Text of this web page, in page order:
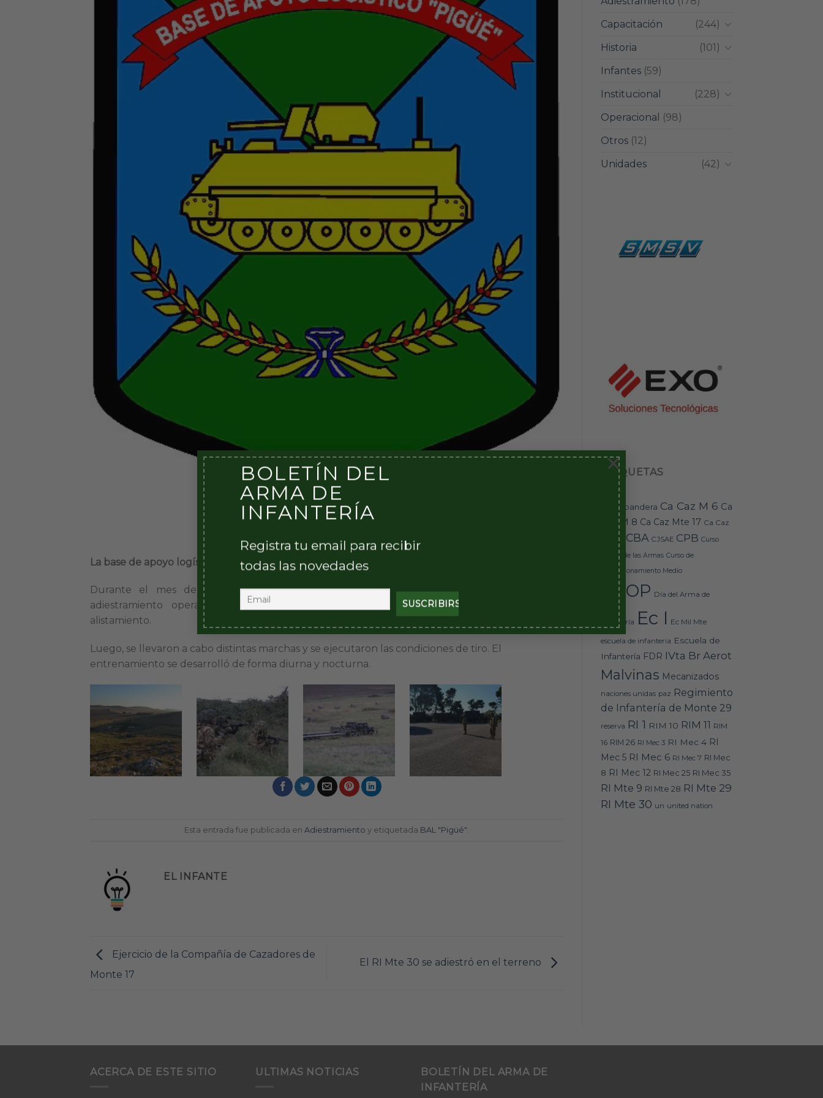
BOLETÍN DEL
ARMA DE
INFANTERÍA
Registra tu email para recibir
todas las novedades
×
La base de apoyo logístico realizó ejercicios operacionales en el terreno.
Durante el mes de mayo, la Base de Apoyo Logístico ejecutó diversas actividades de
adiestramiento operacional que comenzaron con la práctica de diferentes niveles de
alistamiento.
Luego, se llevaron a cabo distintas marchas y se ejecutaron las condiciones de tiro. El
entrenamiento se desarrolló de forma diurna y nocturna.
Esta entrada fue publicada enAdiestramiento y etiquetada BAL "Pigüé"
EL INFANTE
Ejercicio de la Compañía de Cazadores de
Monte 17
El RI Mte 30 se adiestró en el terreno
Capacitación
(244)
Historia
(101)
Infantes(59)
Institucional
(228)
Operacional
(98)
Otros(12)
Unidades
(42)
ETIQUETAS
BAI-11 bandera Ca Caz M 6 Ca
Caz M 8 Ca Caz Mte 17 Ca Caz
Mte 18
CBA CJSAE CPB Curso
Básico de las Armas Curso de
Perfeccionamiento Medio
DEOP Día del Arma de
Infantería Ec I Ec Mil Mte
escuela de infanteria Escuela de
Infantería FDR IVta Br Aerot
Malvinas Mecanizados
naciones unidas paz Regimiento
de Infantería de Monte 29
reserva RI 1 RIM 10 RIM 11 RIM
16 RIM 26 RI Mec 3 RI Mec 4 RI
Mec 5 RI Mec 6 RI Mec 7 RI Mec
8 RI Mec 12 RI Mec 25 RI Mec 35
RI Mte 9 RI Mte 28 RI Mte 29
RI Mte 30 un united nation
ACERCA DE ESTE SITIO ULTIMAS NOTICIAS
BOLETÍN DEL ARMA DE
INFANTERÍA